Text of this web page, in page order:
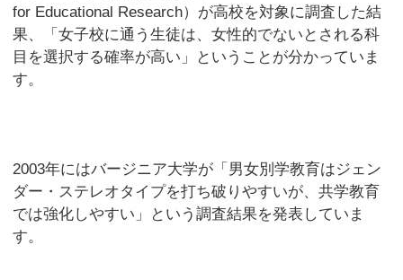
for Educational Research）が高校を対象に調査した結
果、「女子校に通う生徒は、女性的でないとされる科
目を選択する確率が高い」ということが分かっていま
す。
2003年にはバージニア大学が「男女別学教育はジェン
ダー・ステレオタイプを打ち破りやすいが、共学教育
では強化しやすい」という調査結果を発表していま
す。